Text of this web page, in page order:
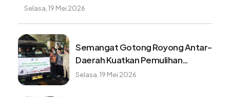
Minggu, 9 Agustus 2026
Tangki BBM Hampir Kosong Bisa
Merusak Kendaran, Benarkah?
Minggu, 9 Agustus 2026